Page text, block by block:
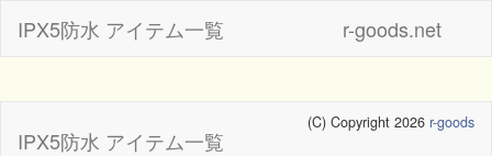
IPX5防水 アイテム一覧 r-goods.net
IPX5防水 アイテム一覧
(C) Copyright 2026 r-goods